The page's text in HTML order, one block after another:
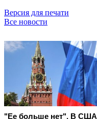
Версия для печати
Все новости
"Ее больше нет". В США